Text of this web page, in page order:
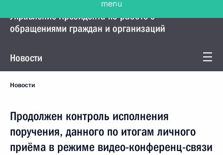
Управление Президента по работе с
обращениями граждан и организаций
Новости
Новости
Продолжен контроль исполнения
поручения, данного по итогам личного
приёма в режиме видео-конференц-связи